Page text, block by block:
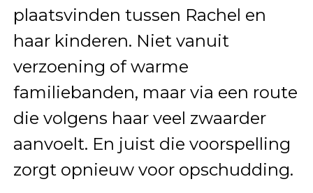
plaatsvinden tussen Rachel en
haar kinderen. Niet vanuit
verzoening of warme
familiebanden, maar via een route
die volgens haar veel zwaarder
aanvoelt. En juist die voorspelling
zorgt opnieuw voor opschudding.